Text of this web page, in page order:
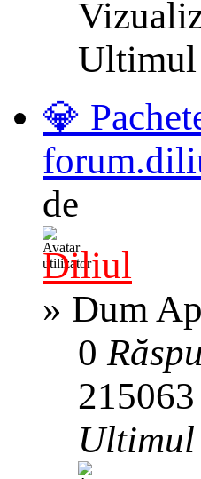
Ultimul
💎
de
Diliul
» Dum
0
215063
Ultimul